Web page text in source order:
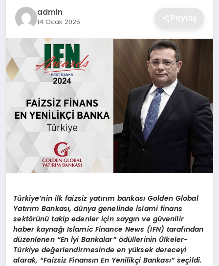
admin
14 Ocak 2025 Paylaş
Türkiye’nin ilk faizsiz yatırım bankası Golden Global
Yatırım Bankası, dünya genelinde İslami finans
sektörünü takip edenler için saygın ve güvenilir
haber kaynağı Islamic Finance News (IFN) tarafından
düzenlenen “En İyi Bankalar” ödüllerininÜlkeler-
Türkiye değerlendirmesinde en yüksek dereceyi
alarak, “Faizsiz Finansın En Yenilikçi Bankası” seçildi.